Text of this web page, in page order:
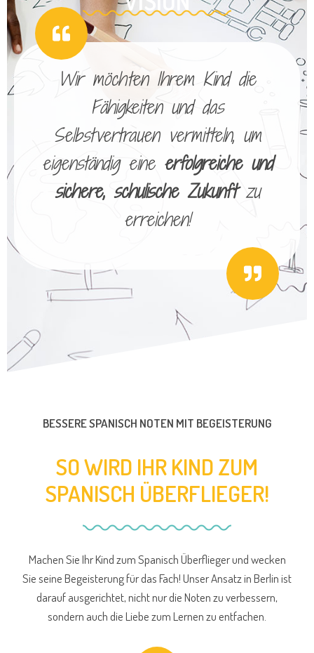
Wir möchten Ihrem Kind die
Fähigkeiten und das
Selbstvertrauen vermitteln, um
eigenständig eine erfolgreiche und
sichere, schulische Zukunftzu
erreichen!
BESSERE SPANISCH NOTEN MIT BEGEISTERUNG
SO WIRD IHR KIND ZUM
SPANISCH ÜBERFLIEGER!
Machen Sie Ihr Kind zum Spanisch Überflieger und wecken
Sie seine Begeisterung für das Fach! Unser Ansatz in Berlin ist
darauf ausgerichtet, nicht nur die Noten zu verbessern,
sondern auch die Liebe zum Lernen zu entfachen.